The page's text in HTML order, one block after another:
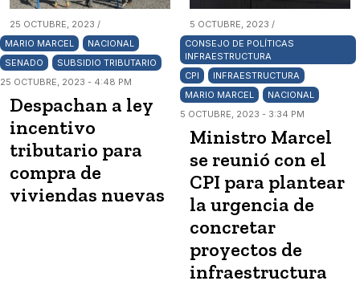
25 OCTUBRE, 2023 /
MARIO MARCEL
NACIONAL
SENADO
SUBSIDIO TRIBUTARIO
25 OCTUBRE, 2023 - 4:48 PM
Despachan a ley
incentivo
tributario para
compra de
viviendas nuevas
5 OCTUBRE, 2023 /
CONSEJO DE POLÍTICAS
INFRAESTRUCTURA
CPI
INFRAESTRUCTURA
MARIO MARCEL
NACIONAL
5 OCTUBRE, 2023 - 3:34 PM
Ministro Marcel
se reunió con el
CPI para plantear
la urgencia de
concretar
proyectos de
infraestructura